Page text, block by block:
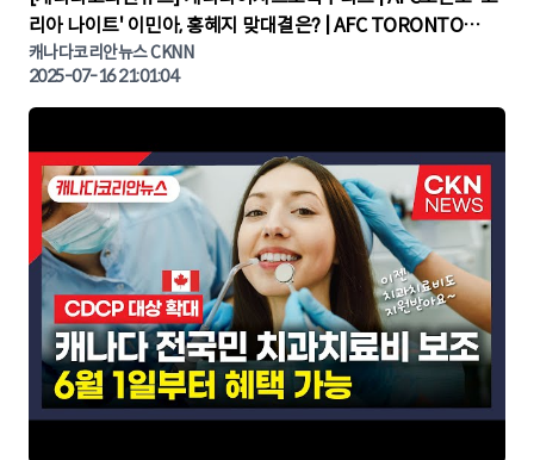
리아 나이트' 이민아, 홍혜지 맞대결은? | AFC TORONTO
KOREA NIGHT | 캐나다뉴스 | 토론토뉴스
캐나다코리안뉴스 CKNN
2025-07-16 21:01:04